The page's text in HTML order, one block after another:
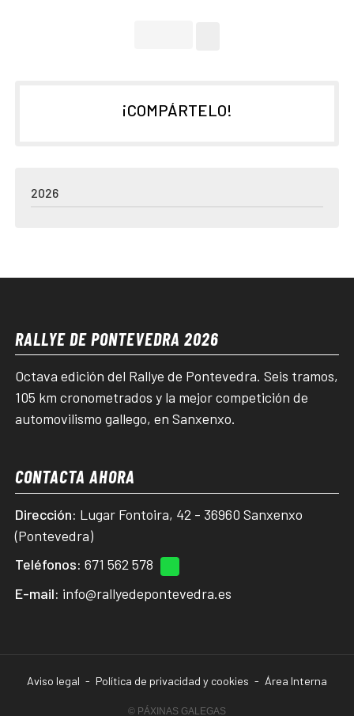
¡COMPÁRTELO!
2026
RALLYE DE PONTEVEDRA 2026
Octava edición del Rallye de Pontevedra. Seis tramos,
105 km cronometrados y la mejor competición de
automovilismo gallego, en Sanxenxo.
CONTACTA AHORA
Dirección: Lugar Fontoira, 42 - 36960 Sanxenxo
(Pontevedra)
Teléfonos: 671 562 578
E-mail: info@rallyedepontevedra.es
Aviso legal - Política de privacidad y cookies - Área Interna
© PÁXINAS GALEGAS